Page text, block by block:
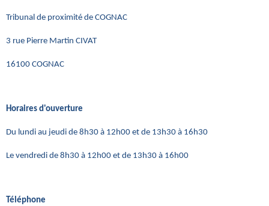
Tribunal de proximité de COGNAC
3 rue Pierre Martin CIVAT
16100 COGNAC
Horaires d'ouverture
Du lundi au jeudi de 8h30 à 12h00 et de 13h30 à 16h30
Le vendredi de 8h30 à 12h00 et de 13h30 à 16h00
Téléphone